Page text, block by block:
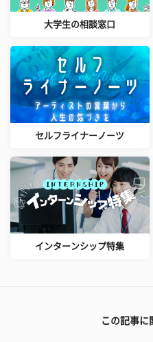
大学生の相談窓口
セルフライナーノーツ
インターンシップ特集
この記事に